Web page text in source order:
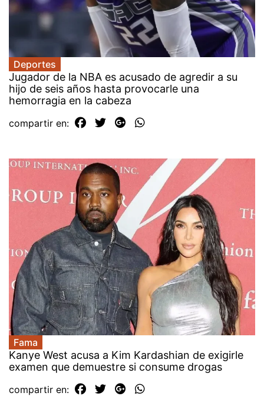
Deportes
Jugador de la NBA es acusado de agredir a su
hijo de seis años hasta provocarle una
hemorragia en la cabeza
compartir en:
Fama
Kanye West acusa a Kim Kardashian de exigirle
examen que demuestre si consume drogas
compartir en: